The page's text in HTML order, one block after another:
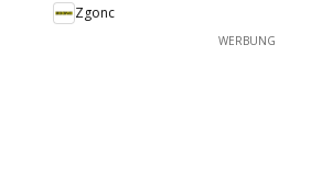
Zgonc
WERBUNG